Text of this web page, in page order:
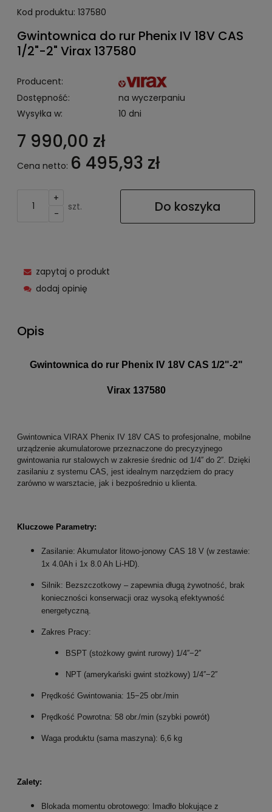
Kod produktu: 137580
Gwintownica do rur Phenix IV 18V CAS
1/2"-2" Virax 137580
Producent:
Dostępność:
na wyczerpaniu
Wysyłka w:
10 dni
7 990,00 zł
Cena netto: 6 495,93 zł
+
-
szt. Do koszyka
zapytaj o produkt
dodaj opinię
Opis
Gwintownica do rur Phenix IV 18V CAS 1/2"-2"
Virax 137580
Gwintownica VIRAX Phenix IV 18V CAS to profesjonalne, mobilne
urządzenie akumulatorowe przeznaczone do precyzyjnego
gwintowania rur stalowych w zakresie średnic od 1/4′′ do 2′′. Dzięki
zasilaniu z systemu CAS, jest idealnym narzędziem do pracy
zarówno w warsztacie, jak i bezpośrednio u klienta.
Kluczowe Parametry:
Zasilanie: Akumulator litowo-jonowy CAS 18 V (w zestawie:
1x 4.0Ah i 1x 8.0 Ah Li-HD).
Silnik: Bezszczotkowy – zapewnia długą żywotność, brak
konieczności konserwacji oraz wysoką efektywność
energetyczną.
Zakres Pracy:
BSPT (stożkowy gwint rurowy) 1/4′′−2′′
NPT (amerykański gwint stożkowy) 1/4′′−2′′
Prędkość Gwintowania: 15−25 obr./min
Prędkość Powrotna: 58 obr./min (szybki powrót)
Waga produktu (sama maszyna): 6 6 kg
Zalety:
Blokada momentu obrotowego: Imadło blokujące z